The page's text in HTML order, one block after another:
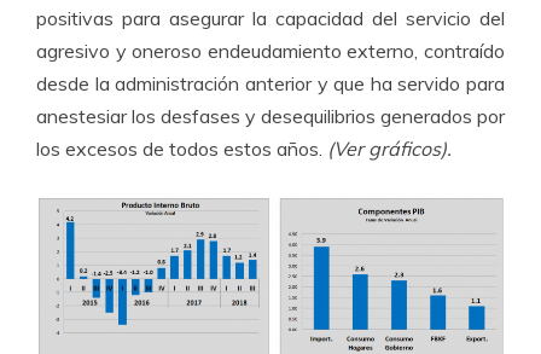
positivas para asegurar la capacidad del servicio del
agresivo y oneroso endeudamiento externo, contraído
desde la administración anterior y que ha servido para
anestesiar los desfases y desequilibrios generados por
los excesos de todos estos años. (Ver gráficos).